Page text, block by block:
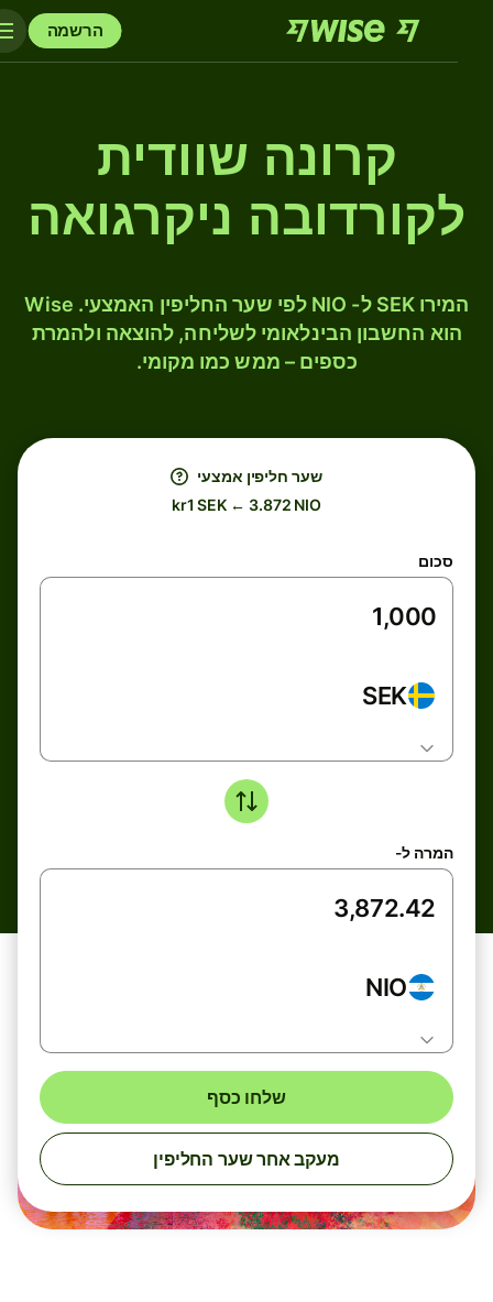
הרשמה
קרונה שוודית
לקורדובה ניקרגואה
המירו SEK ל- NIO לפי שער החליפין האמצעי. Wise
הוא החשבון הבינלאומי לשליחה, להוצאה ולהמרת
כספים – ממש כמו מקומי.
שער חליפין אמצעי
kr1 SEK ← 3.872 NIO
סכום
SEK
המרה ל-
NIO
שלחו כסף
מעקב אחר שער החליפין